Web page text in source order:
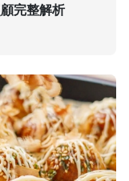
完整解析